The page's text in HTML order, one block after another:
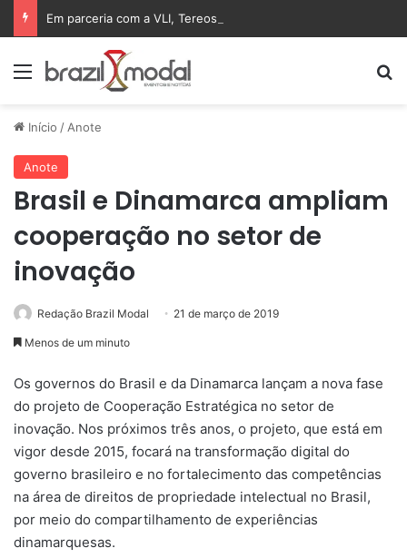
Menu
Início /Anote
Anote
Brasil e Dinamarca ampliam
cooperação no setor de
inovação
Redação Brazil Modal 21 de março de 2019
Menos de um minuto
Os governos do Brasil e da Dinamarca lançam a nova fase
do projeto de Cooperação Estratégica no setor de
inovação. Nos próximos três anos, o projeto, que está em
vigor desde 2015, focará na transformação digital do
governo brasileiro e no fortalecimento das competências
na área de direitos de propriedade intelectual no Brasil,
por meio do compartilhamento de experiências
dinamarquesas.